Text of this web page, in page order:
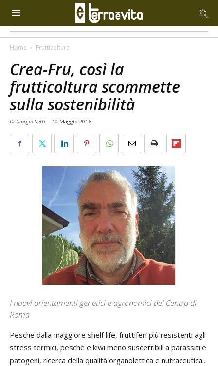
Home Frutticoltura
Crea-Fru, così la
frutticoltura scommette
sulla sostenibilità
Di Giorgio Setti - 10 Maggio 2016
I nuovi orientamenti genetici e agronomici del Centro di
Roma
Pesche dalla maggiore shelf life, fruttiferi più resistenti agli
stress termici, pesche e kiwi meno suscettibili a parassiti e
patogeni, ricerca della qualità organolettica e nutraceutica...